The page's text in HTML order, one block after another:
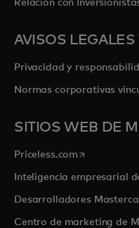
Relación con
AVISOS LEGALES
Privacidad y
Normas corporativas
SITIOS WEB DE
Priceless.com se abre en
Inteligencia empresarial
Desarrolladores
Centro de marketing de